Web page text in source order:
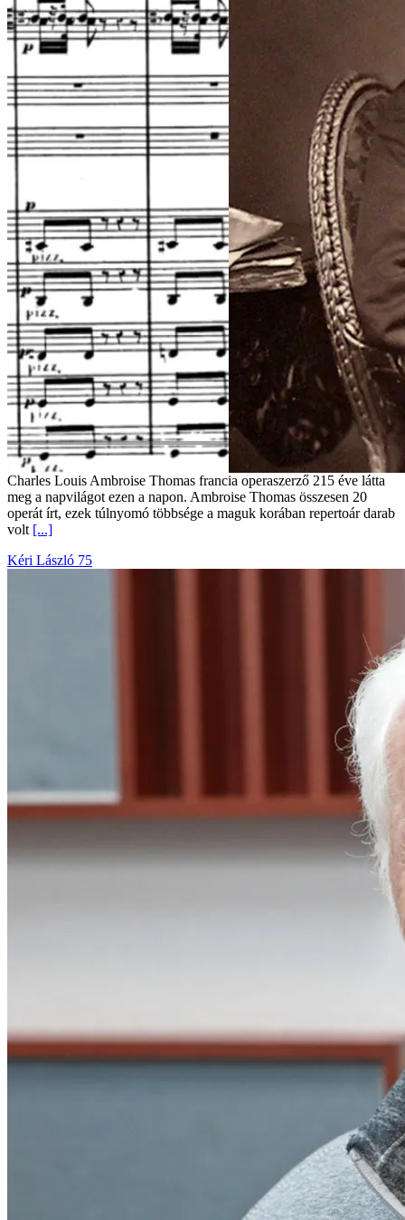
Charles Louis Ambroise Thomas francia operaszerző 215 éve látta
meg a napvilágot ezen a napon. Ambroise Thomas összesen 20
operát írt, ezek túlnyomó többsége a maguk korában repertoár darab
volt [...]
Kéri László 75